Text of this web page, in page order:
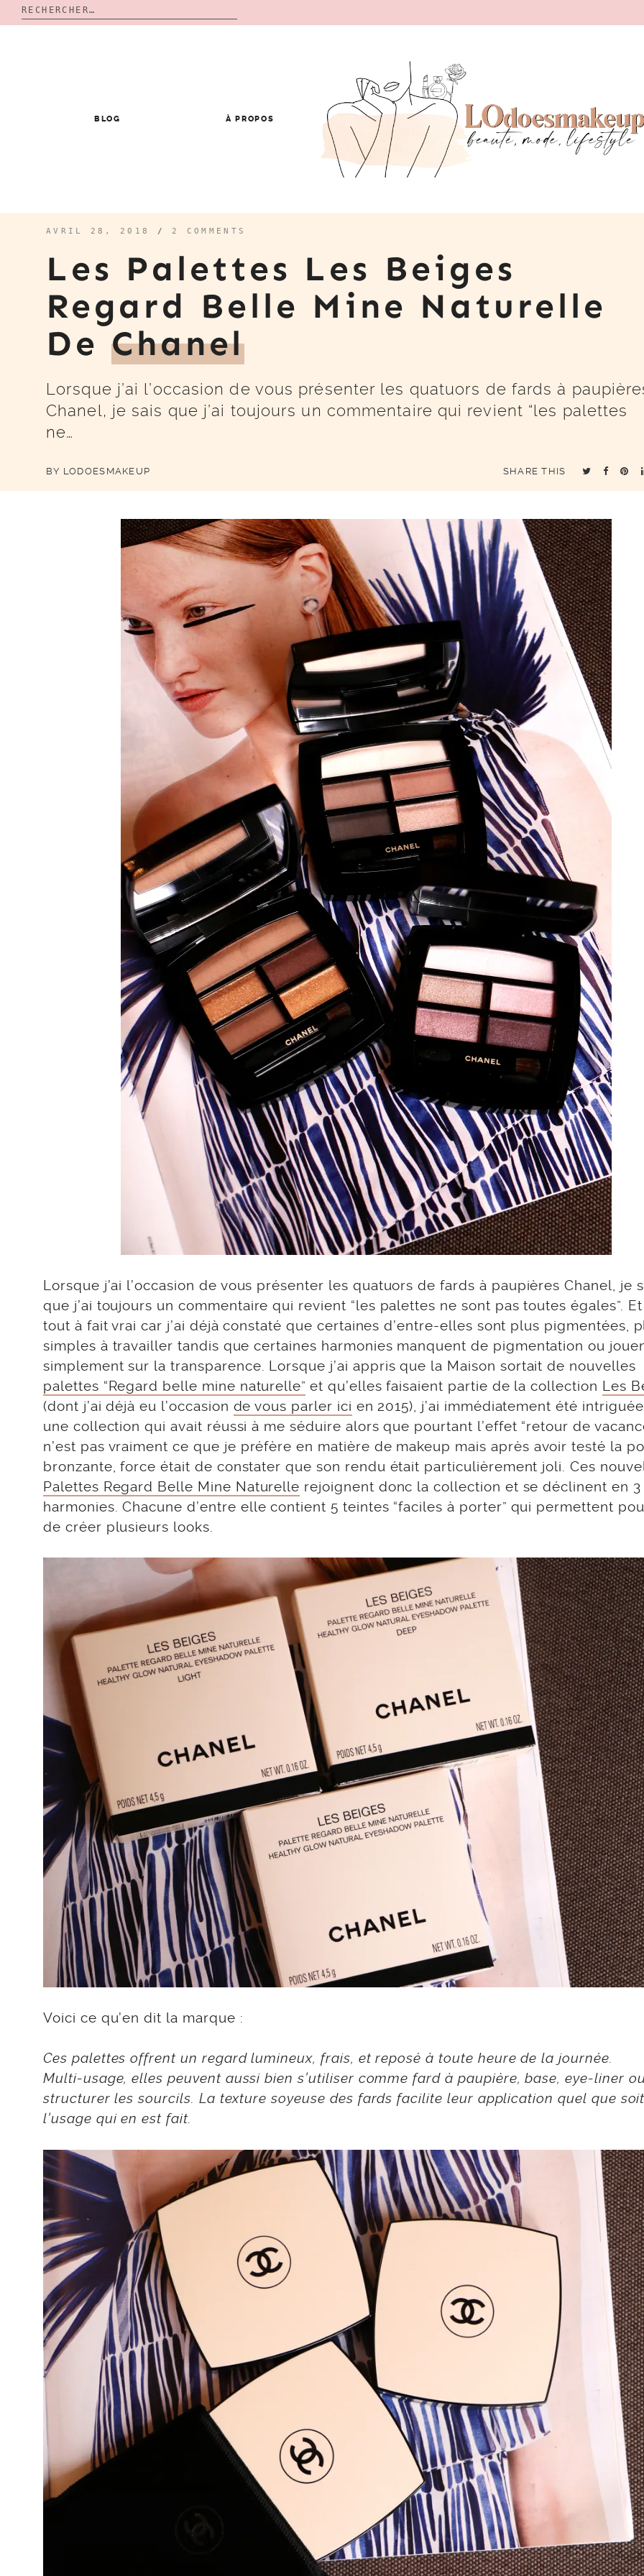
Rechercher :
BLOG À PROPOS
AVRIL 28, 2018 / 2 COMMENTS
Les Palettes Les Beiges
Regard Belle Mine Naturelle
DeChanel
Lorsque j’ai l’occasion de vous présenter les quatuors de fards à
Chanel, je sais que j’ai toujours un commentaire qui revient “les palettes
ne…
BY LODOESMAKEUP SHARE THIS
Lorsque j’ai l’occasion de vous présenter les quatuors de fards à paupières Chanel, je
que j’ai toujours un commentaire qui revient “les palettes ne sont pas toutes égales”. Et
tout à fait vrai car j’ai déjà constaté que certaines d’entre-elles sont plus pigmentées,
simples à travailler tandis que certaines harmonies manquent de pigmentation ou
simplement sur la transparence. Lorsque j’ai appris que la Maison sortait de nouvelles
palettes “Regard belle mine naturelle” et qu’elles faisaient partie de la collection Les
(dont j’ai déjà eu l’occasion de vous parler ici en 2015), j’ai immédiatement été
une collection qui avait réussi à me séduire alors que pourtant l’effet “retour de
n’est pas vraiment ce que je préfère en matière de makeup mais après avoir testé la
bronzante, force était de constater que son rendu était particulièrement joli. Ces
Palettes Regard Belle Mine Naturelle rejoignent donc la collection et se déclinent en 3
harmonies. Chacune d’entre elle contient 5 teintes “faciles à porter” qui permettent
de créer plusieurs looks.
Voici ce qu’en dit la marque :
Ces palettes offrent un regard lumineux, frais, et reposé à toute heure de la journée.
Multi-usage, elles peuvent aussi bien s’utiliser comme fard à paupière, base, eye-liner
structurer les sourcils. La texture soyeuse des fards facilite leur application quel que
l’usage qui en est fait.